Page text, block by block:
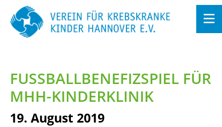
sprin­
gen
FUSS­BALL­BE­NE­FIZ­SPIEL FÜR M
HH-KIN­DER­KLI­NIK
19. Au­gust 2019